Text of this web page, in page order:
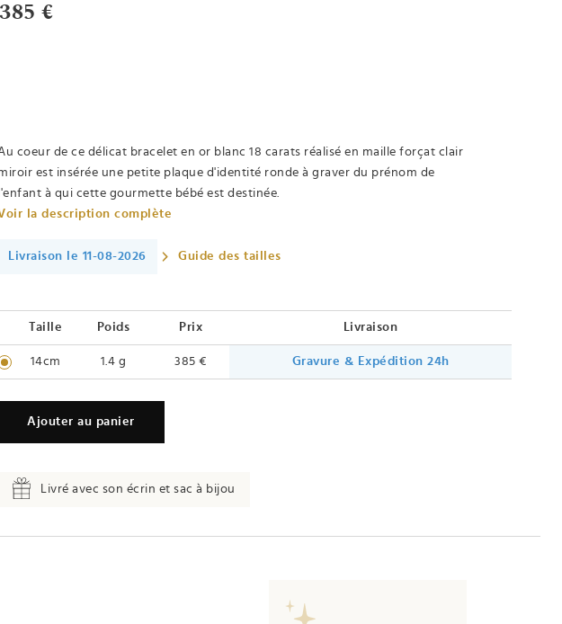
385 €
coeur de ce délicat bracelet en or blanc 18 carats réalisé en maille forçat clair
est insérée une petite plaque d'identité ronde à graver du prénom de
l'enfant à qui cette gourmette bébé est destinée.
la description complète
Livraison le 11-08-2026 Guide des tailles
Taille Poids Prix Livraison
14cm 1.4 g 385 € Gravure & Expédition 24h
Ajouter au panier
Livré avec son écrin et sac à bijou